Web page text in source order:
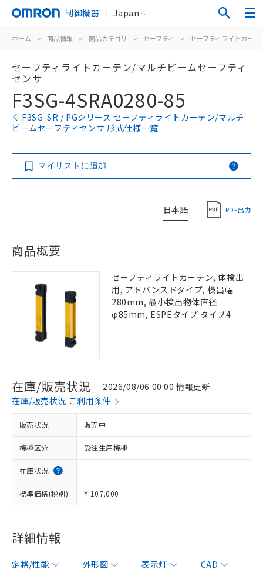
制御機器 Japan
ホーム > 商品情報 > 商品カテゴリ > セーフティ > セーフティライトカー
セーフティライトカーテン/マルチビームセーフティ
センサ
F3SG-4SRA0280-85
F3SG-SR / PGシリーズ セーフティライトカーテン/マルチ
ビームセーフティセンサ 形式仕様一覧
マイリストに追加
日本語 PDF出力
商品概要
セーフティライトカーテン, 体検出
用, アドバンスドタイプ, 検出幅
280mm, 最小検出物体直径
φ85mm, ESPEタイプ タイプ4
在庫/販売状況
2026/08/06 00:00 情報更新
在庫/販売状況 ご利用条件
販売状況 販売中
機種区分 受注生産機種
在庫状況
標準価格(税別) ¥ 107,000
詳細情報
定格/性能 外形図 表示灯
CAD